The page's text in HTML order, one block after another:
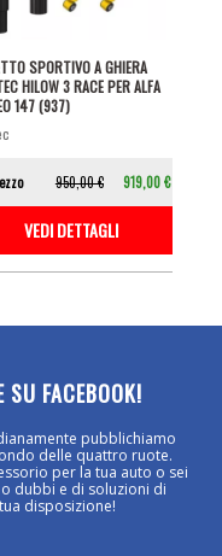
SPORTIVO A GHIERA
HILOW 3 RACE PER ALFA
147 (937)
950,00 € 919,00 €
VEDI DETTAGLI
FACEBOOK!
pubblichiamo
delle quattro ruote.
per la tua auto o sei
dubbi e di soluzioni di
disposizione!